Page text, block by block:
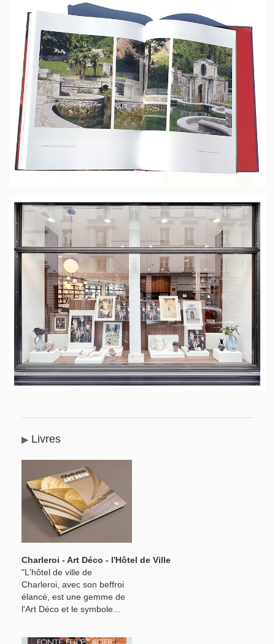
Livres
Charleroi - Art Déco - l'Hôtel de Ville
"L'hôtel de ville de
Charleroi, avec son beffroi
élancé, est une gemme de
l'Art Déco et le symbole...